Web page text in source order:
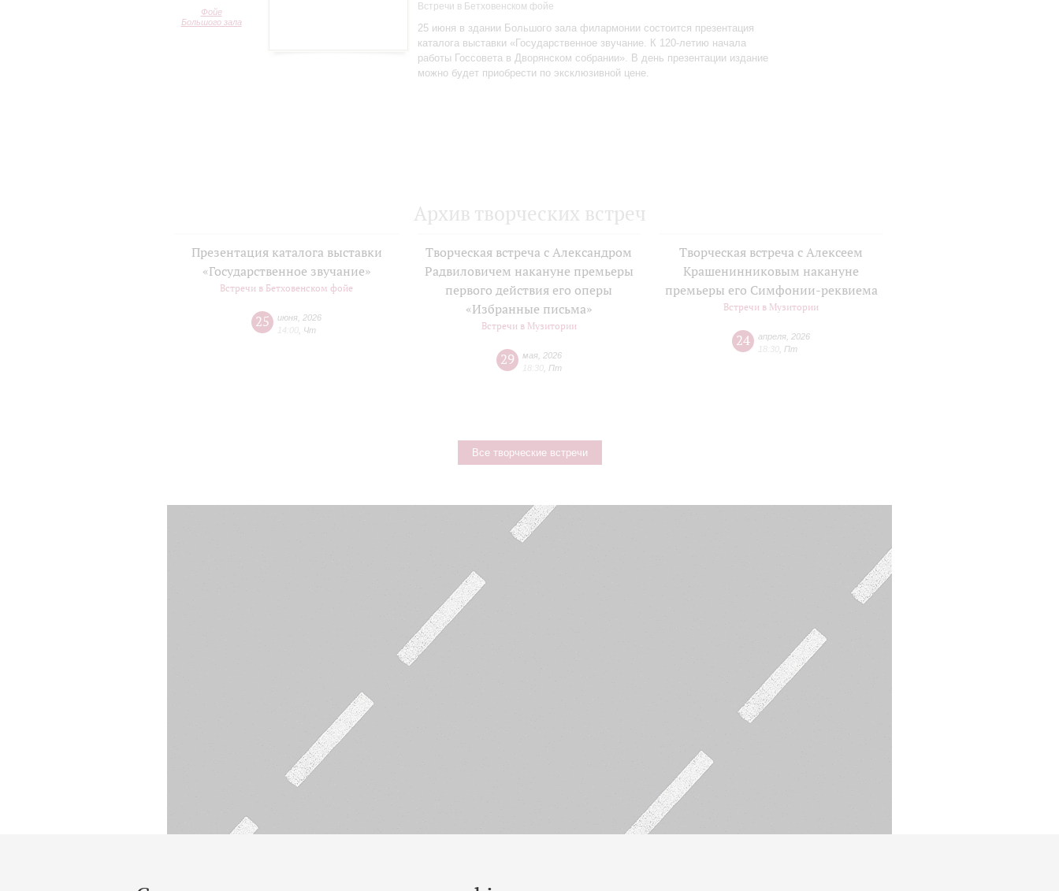
Фойе
Большого зала
Встречи в Бетховенском фойе
25 июня в здании Большого зала филармонии состоится презентация
каталога выставки «Государственное звучание. К 120‑летию начала
работы Госсовета в Дворянском собрании». В день презентации издание
можно будет приобрести по эксклюзивной цене.
Архив творческих встреч
Презентация каталога выставки
«Государственное звучание»
Встречи в Бетховенском фойе
25 июня 2026
14:00 Чт
Творческая встреча с Александром
Радвиловичем накануне премьеры
первого действия его оперы
«Избранные письма»
Встречи в Музитории
29 мая, 2026
18:30, Пт
Творческая встреча с Алексеем
Крашенинниковым накануне
премьеры его Симфонии-реквиема
Встречи в Музитории
24 апреля 2026
18:30 Пт
Все творческие встречи